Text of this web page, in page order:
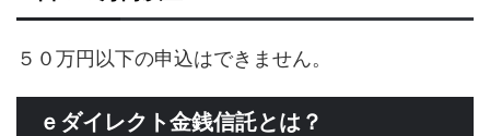
５０万円以下の申込はできません。
ｅダイレクト金銭信託とは？